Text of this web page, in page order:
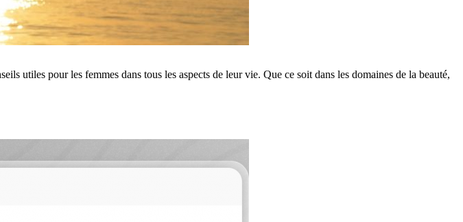
utiles pour les femmes dans tous les aspects de leur vie. Que ce soit dans les domaines de la beauté,